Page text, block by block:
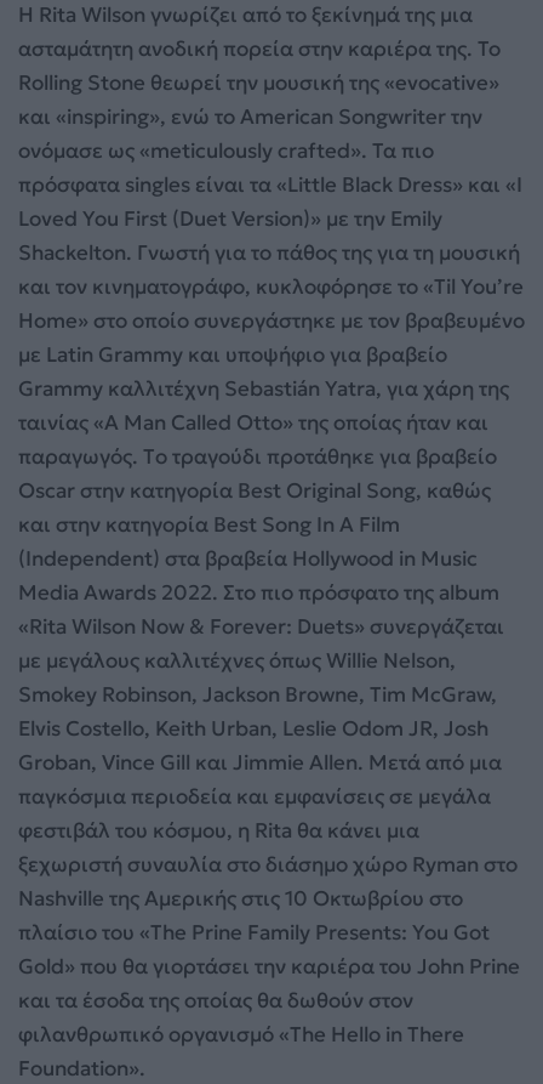
Η Rita Wilson γνωρίζει από το ξεκίνημά της μια
ασταμάτητη ανοδική πορεία στην καριέρα της. Το
Rolling Stone θεωρεί την μουσική της «evocative»
και «inspiring», ενώ το American Songwriter την
ονόμασε ως «meticulously crafted». Τα πιο
πρόσφατα singles είναι τα «Little Black Dress» και «I
Loved You First (Duet Version)» με την Emily
Shackelton. Γνωστή για το πάθος της για τη μουσική
και τον κινηματογράφο, κυκλοφόρησε το «Til You’re
Home» στο οποίο συνεργάστηκε με τον βραβευμένο
με Latin Grammy και υποψήφιο για βραβείο
Grammy καλλιτέχνη Sebastián Yatra, για χάρη της
ταινίας «A Man Called Otto» της οποίας ήταν και
παραγωγός. Tο τραγούδι προτάθηκε για βραβείο
Oscar στην κατηγορία Best Original Song, καθώς
και στην κατηγορία Best Song In A Film
(Independent) στα βραβεία Hollywood in Music
Media Awards 2022. Στο πιο πρόσφατο της album
«Rita Wilson Now & Forever: Duets» συνεργάζεται
με μεγάλους καλλιτέχνες όπως Willie Nelson,
Smokey Robinson, Jackson Browne, Tim McGraw,
Elvis Costello, Keith Urban, Leslie Odom JR, Josh
Groban, Vince Gill και Jimmie Allen. Μετά από μια
παγκόσμια περιοδεία και εμφανίσεις σε μεγάλα
φεστιβάλ του κόσμου, η Rita θα κάνει μια
ξεχωριστή συναυλία στο διάσημο χώρο Ryman στο
Nashville της Αμερικής στις 10 Οκτωβρίου στο
πλαίσιο του «The Prine Family Presents: You Got
Gold» που θα γιορτάσει την καριέρα του John Prine
και τα έσοδα της οποίας θα δωθούν στον
φιλανθρωπικό οργανισμό «The Hello in There
Foundation».